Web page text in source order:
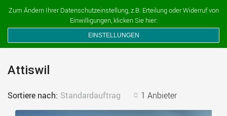
Ferien auf dem Bauernhof
Attiswil
1 Anbieter
Sortiere nach: Standardauftrag
Zum Ändern Ihrer Datenschutzeinstellung, z.B. Erteilung oder Widerruf von
Einwilligungen, klicken Sie hier:
EINSTELLUNGEN